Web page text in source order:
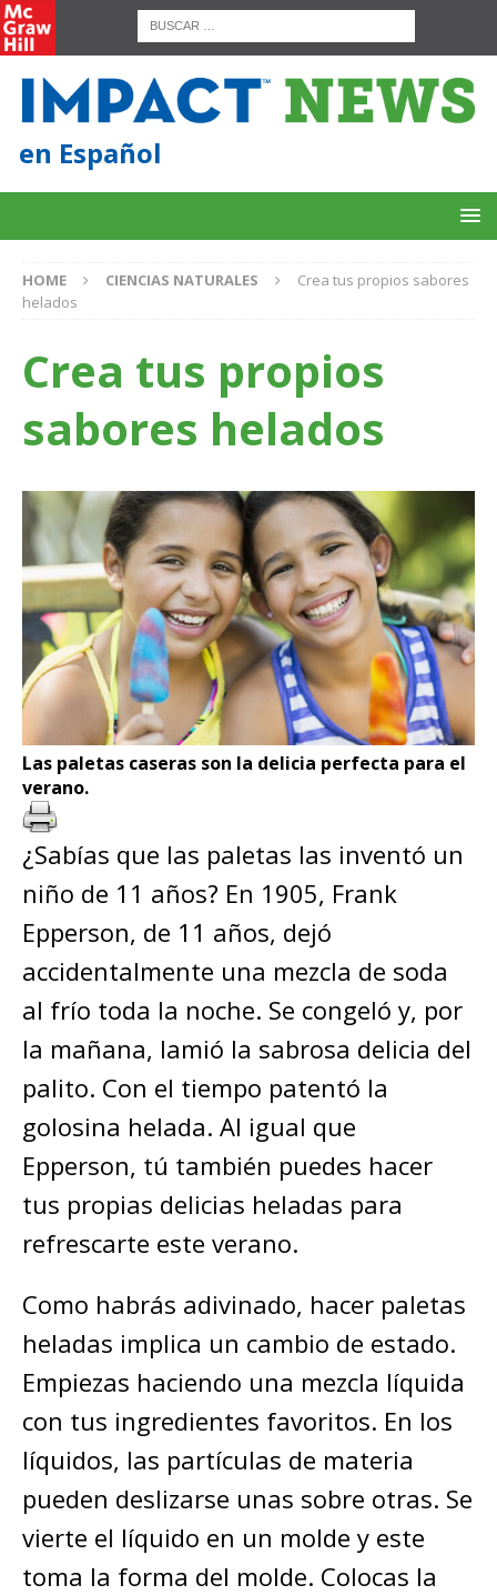
en Español
HOME CIENCIAS NATURALES
Crea tus propios sabores
helados
Crea tus propios
sabores helados
Las paletas caseras son la delicia perfecta para el
verano.
¿Sabías que las paletas las inventó un
niño de 11 años? En 1905, Frank
Epperson, de 11 años, dejó
accidentalmente una mezcla de soda
al frío toda la noche. Se congeló y, por
la mañana, lamió la sabrosa delicia del
palito. Con el tiempo patentó la
golosina helada. Al igual que
Epperson, tú también puedes hacer
tus propias delicias heladas para
refrescarte este verano.
Como habrás adivinado, hacer paletas
heladas implica un cambio de estado.
Empiezas haciendo una mezcla líquida
con tus ingredientes favoritos. En los
líquidos, las partículas de materia
pueden deslizarse unas sobre otras. Se
vierte el líquido en un molde y este
toma la forma del molde. Colocas la